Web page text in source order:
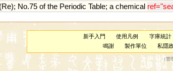
(Re); No.75 of the Periodic Table; a chemical
新手入門 使用凡例 字庫統計
鳴謝
製作單位 私隱
（管